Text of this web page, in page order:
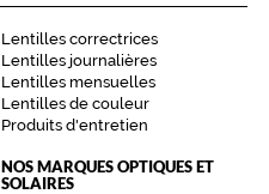
Lentilles correctrices
Lentilles journalières
Lentilles mensuelles
Lentilles de couleur
Produits d'entretien
NOS MARQUES OPTIQUES ET
SOLAIRES